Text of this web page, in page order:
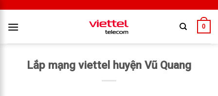
0
Lắp mạng viettel huyện Vũ Quang